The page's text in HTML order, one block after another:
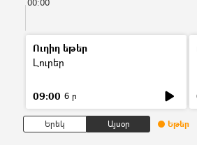
00:00
Ուղիղ եթեր
Լուրեր
09:00 6 ր
Երեկ Այսօր Եթեր